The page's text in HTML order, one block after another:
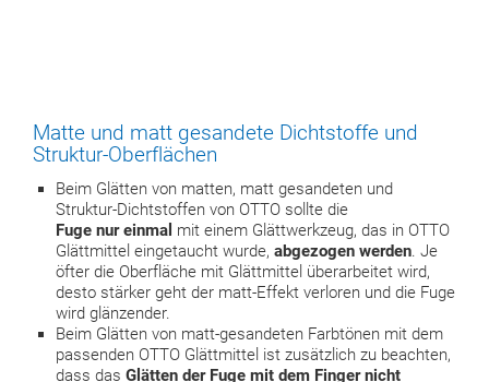
Matte und matt gesandete Dichtstoffe und
Struktur-Oberflächen
Beim Glätten von matten, matt gesandeten und
Struktur-Dichtstoffen von OTTO sollte die
Fuge nur einmal mit einem Glättwerkzeug, das in OTTO
Glättmittel eingetaucht wurde, abgezogen werden . Je
öfter die Oberfläche mit Glättmittel überarbeitet wird,
desto stärker geht der matt-Effekt verloren und die Fuge
wird glänzender.
Beim Glätten von matt-gesandeten Farbtönen mit dem
passenden OTTO Glättmittel ist zusätzlich zu beachten,
dass das Glätten der Fuge mit dem Finger nicht